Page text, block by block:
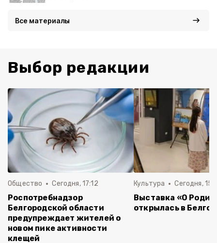
Все материалы
Выбор редакции
Общество Сегодня, 17:12
Роспотребнадзор
Белгородской области
предупреждает жителей о
новом пике активности
клещей
Культура Сегодня,
Выставка «О
открылась в